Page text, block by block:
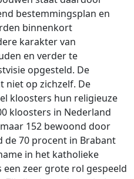
bestemmingsplan en
binnenkort
karakter van
en verder te
opgesteld. De
niet op zichzelf. De
kloosters hun religieuze
kloosters in Nederland
152 bewoond door
de 70 procent in Brabant
in het katholieke
zeer grote rol gespeeld